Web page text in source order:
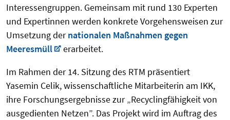
Interessengruppen. Gemeinsam mit rund 130 Experten
und Expertinnen werden konkrete Vorgehensweisen zur
Umsetzung dernationalen Maßnahmen gegen
Meeresmüll
erarbeitet.
Im Rahmen der 14. Sitzung des RTM präsentiert
Yasemin Celik, wissenschaftliche Mitarbeiterin am IKK,
ihre Forschungsergebnisse zur „Recyclingfähigkeit von
ausgedienten Netzen”. Das Projekt wird im Auftrag des